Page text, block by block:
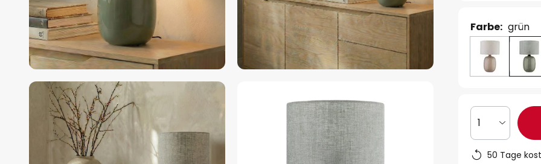
Farbe: grün
1
50 Tage